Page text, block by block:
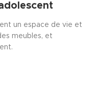
un espace de vie et
meubles, et